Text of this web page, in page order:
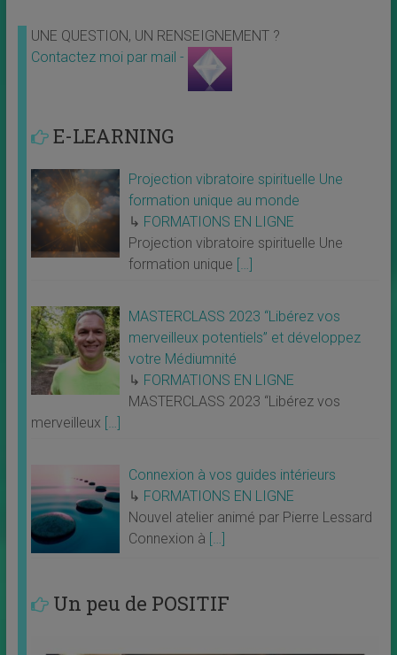
UNE QUESTION, UN RENSEIGNEMENT ?
Contactez moi par mail -
E-LEARNING
Projection vibratoire spirituelle Une
formation unique au monde
↳ FORMATIONS EN LIGNE
Projection vibratoire spirituelle Une
formation unique […]
MASTERCLASS 2023 “Libérez vos
merveilleux potentiels” et développez
votre Médiumnité
↳ FORMATIONS EN LIGNE
MASTERCLASS 2023 “Libérez vos
merveilleux […]
Connexion à vos guides intérieurs
↳ FORMATIONS EN LIGNE
Nouvel atelier animé par Pierre Lessard
Connexion à […]
Un peu de POSITIF